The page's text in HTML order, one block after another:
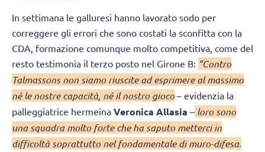
In settimana le galluresi hanno lavorato sodo per
correggere gli errori che sono costati la sconfitta con la
CDA, formazione comunque molto competitiva, come del
resto testimonia il terzo posto nel Girone B: “Contro
Talmassons non siamo riuscite ad esprimere al massimo
né le nostre capacità, né il nostro gioco– evidenzia la
palleggiatrice hermeina Veronica Allasia – loro sono
una squadra molto forte che ha saputo metterci in
difficoltà soprattutto nel fondamentale di muro-difesa.